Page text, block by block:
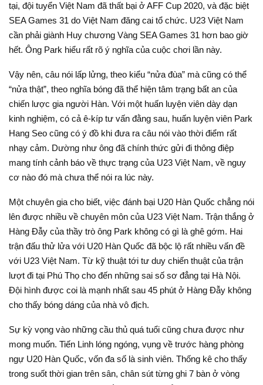
tại, đội tuyển Việt Nam đã thất bại ở AFF Cup 2020, và đặc biệt
SEA Games 31 do Việt Nam đăng cai tổ chức. U23 Việt Nam
cần phải giành Huy chương Vàng SEA Games 31 hơn bao giờ
hết. Ông Park hiểu rất rõ ý nghĩa của cuộc chơi lần này.
Vậy nên, câu nói lấp lửng, theo kiểu “nửa đùa” mà cũng có thể
“nửa thật”, theo nghĩa bóng đã thể hiện tâm trạng bất an của
chiến lược gia người Hàn. Với một huấn luyện viên dày dạn
kinh nghiệm, có cả ê-kíp tư vấn đằng sau, huấn luyện viên Park
Hang Seo cũng có ý đồ khi đưa ra câu nói vào thời điểm rất
nhạy cảm. Dường như ông đã chính thức gửi đi thông điệp
mang tính cảnh báo về thực trạng của U23 Việt Nam, về nguy
cơ nào đó mà chưa thể nói ra lúc này.
Một chuyên gia cho biết, việc đánh bại U20 Hàn Quốc chẳng nói
lên được nhiều về chuyên môn của U23 Việt Nam. Trận thắng ở
Hàng Đẫy của thầy trò ông Park không có gì là ghê gớm. Hai
trận đấu thử lửa với U20 Hàn Quốc đã bộc lộ rất nhiều vấn đề
với U23 Việt Nam. Từ kỹ thuật tới tư duy chiến thuật của trận
lượt đi tại Phú Thọ cho đến những sai số sơ đẳng tại Hà Nội.
Đội hình được coi là mạnh nhất sau 45 phút ở Hàng Đẫy không
cho thấy bóng dáng của nhà vô địch.
Sự kỳ vọng vào những cầu thủ quá tuổi cũng chưa được như
mong muốn. Tiến Linh lóng ngóng, vụng về trước hàng phòng
ngự U20 Hàn Quốc, vốn đa số là sinh viên. Thống kê cho thấy
trong suốt thời gian trên sân, chân sút từng ghi 7 bàn ở vòng